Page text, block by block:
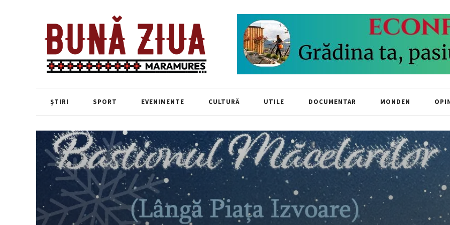
ȘTIRI SPORT EVENIMENTE CULTURĂ UTILE DOCUMENTAR MONDEN